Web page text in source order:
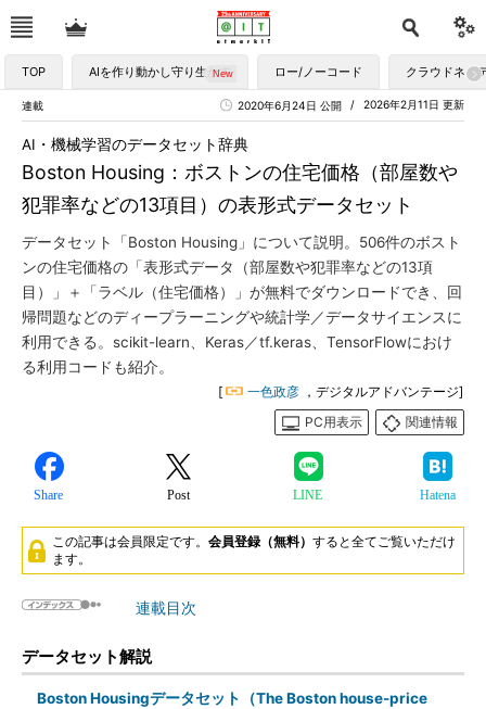
TOP AIを作り動かし守り生かす ロー/ノーコード クラウドネイ
連載 2026年2月11日 更新
2020年6月24日 公開
Boston Housing：ボストンの住宅価格（部屋数や
犯罪率などの13項目）の表形式データセット
AI・機械学習のデータセット辞典
データセット「Boston Housing」について説明。506件のボスト
ンの住宅価格の「表形式データ（部屋数や犯罪率などの13項
目）」＋「ラベル（住宅価格）」が無料でダウンロードでき、回
帰問題などのディープラーニングや統計学／データサイエンスに
利用できる。scikit-learn、Keras／tf.keras、TensorFlowにおけ
る利用コードも紹介。
[ 一色政彦 ，デジタルアドバンテージ]
PC用表示
関連情報
Share Post LINE Hatena
この記事は会員限定です。 会員登録（無料） すると全てご覧いただけ
ます。
連載目次
データセット解説
Boston Housingデータセット（The Boston house-price